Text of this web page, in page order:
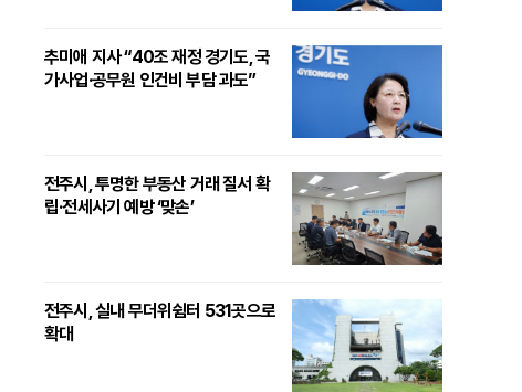
추미애 지사 “40조 재정 경기도, 국
가사업·공무원 인건비 부담 과도”
전주시, 투명한 부동산 거래 질서 확
립·전세사기 예방 ‘맞손’
전주시, 실내 무더위쉼터 531곳으로
확대